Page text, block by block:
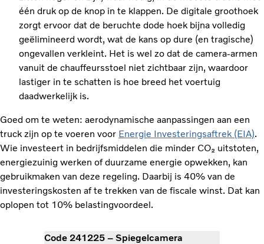
één druk op de knop in te klappen. De digitale groothoek
zorgt ervoor dat de beruchte dode hoek bijna volledig
geëlimineerd wordt, wat de kans op dure (en tragische)
ongevallen verkleint. Het is wel zo dat de camera-armen
vanuit de chauffeursstoel niet zichtbaar zijn, waardoor
lastiger in te schatten is hoe breed het voertuig
daadwerkelijk is.
Goed om te weten: aerodynamische aanpassingen aan een
truck zijn op te voeren voor Energie Investeringsaftrek (EIA).
Wie investeert in bedrijfsmiddelen die minder CO₂ uitstoten,
energiezuinig werken of duurzame energie opwekken, kan
gebruikmaken van deze regeling. Daarbij is 40% van de
investeringskosten af te trekken van de fiscale winst. Dat kan
oplopen tot 10% belastingvoordeel.
Code 241225 – Spiegelcamera